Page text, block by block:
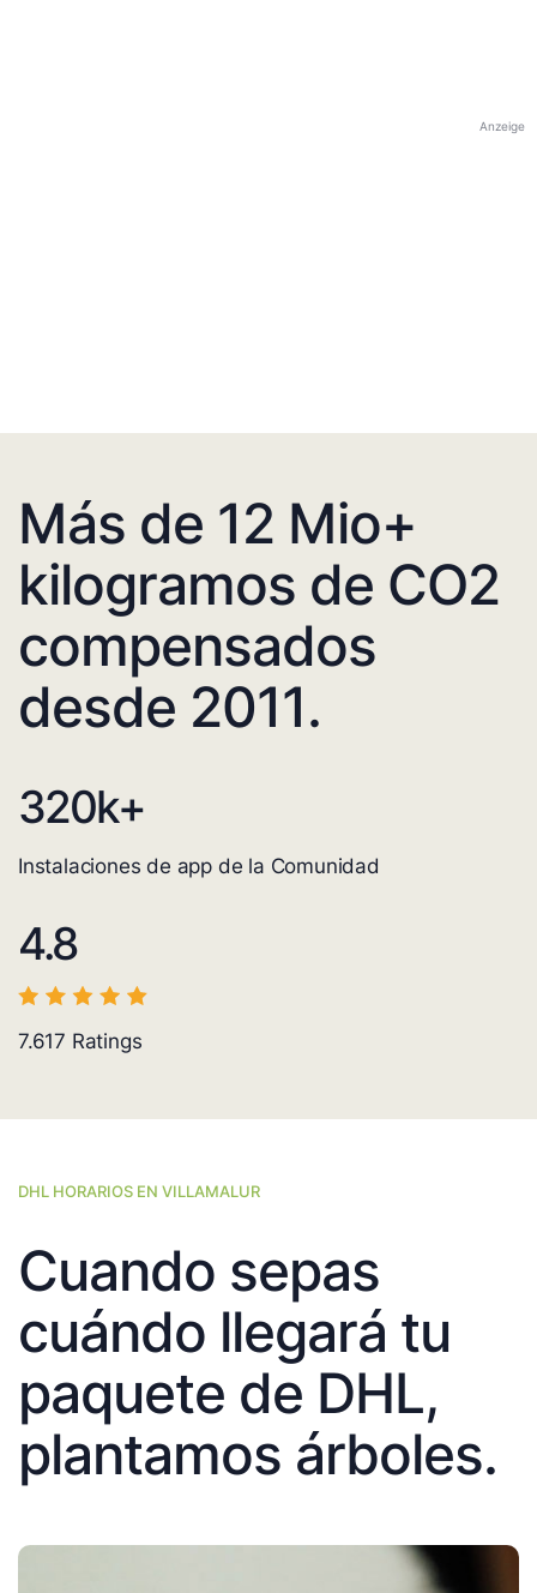
Anzeige
Más de 12 Mio+
kilogramos de CO2
compensados
desde 2011.
320k+
Instalaciones de app de la Comunidad
4.8
7.617 Ratings
DHL HORARIOS EN VILLAMALUR
Cuando sepas
cuándo llegará tu
paquete de DHL,
plantamos árboles.